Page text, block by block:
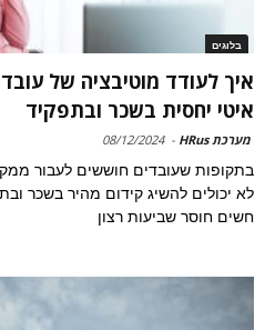
בלוגים
איך לעודד מוטיבציה של
איטי יחסית בשכר ובתפקיד
מערכת HRus -
08/12/2024
בתקופות שעובדים חוששים לעבור
לא יכולים להשיג קידום מהיר בשכר
חשים חוסר שביעות רצון